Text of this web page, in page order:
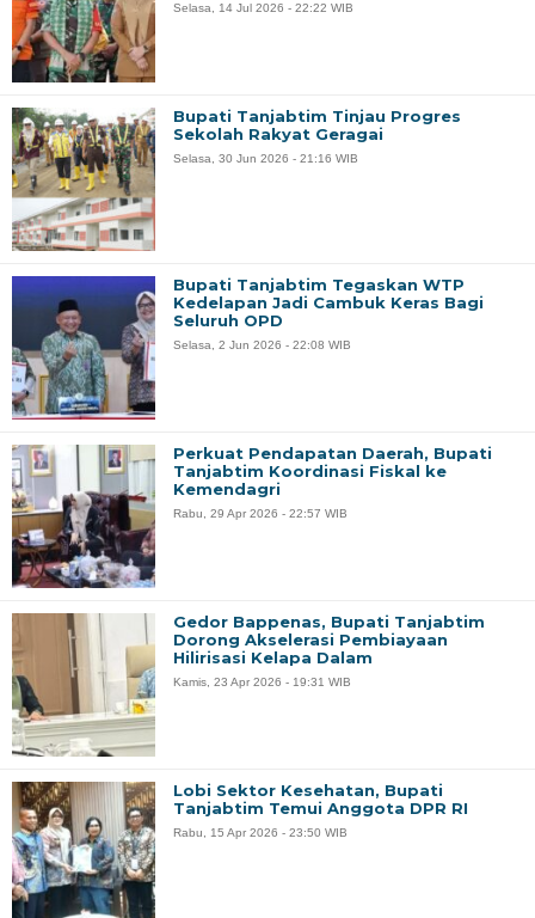
Selasa, 14 Jul 2026 - 22:22 WIB
Bupati Tanjabtim Tinjau Progres
Sekolah Rakyat Geragai
Selasa, 30 Jun 2026 - 21:16 WIB
Bupati Tanjabtim Tegaskan WTP
Kedelapan Jadi Cambuk Keras Bagi
Seluruh OPD
Selasa, 2 Jun 2026 - 22:08 WIB
Perkuat Pendapatan Daerah, Bupati
Tanjabtim Koordinasi Fiskal ke
Kemendagri
Rabu, 29 Apr 2026 - 22:57 WIB
Gedor Bappenas, Bupati Tanjabtim
Dorong Akselerasi Pembiayaan
Hilirisasi Kelapa Dalam
Kamis, 23 Apr 2026 - 19:31 WIB
Lobi Sektor Kesehatan, Bupati
Tanjabtim Temui Anggota DPR RI
Rabu, 15 Apr 2026 - 23:50 WIB